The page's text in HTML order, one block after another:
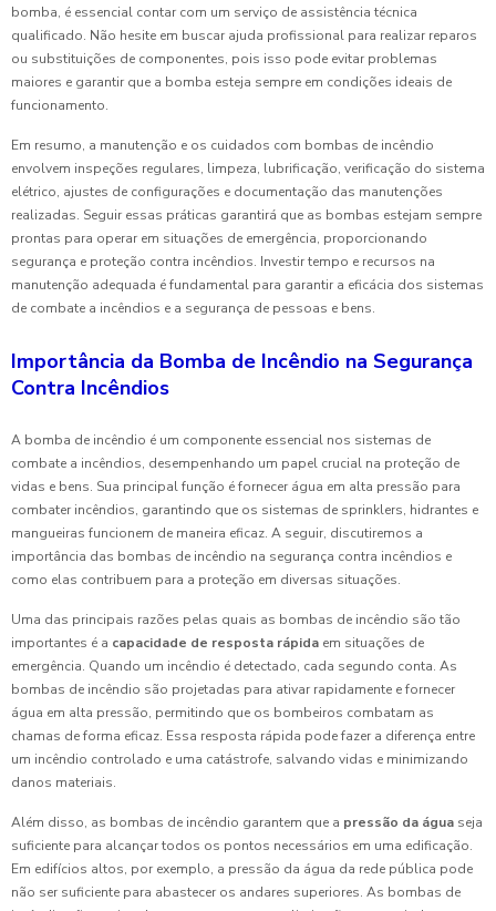
bomba, é essencial contar com um serviço de assistência técnica
qualificado. Não hesite em buscar ajuda profissional para realizar reparos
ou substituições de componentes, pois isso pode evitar problemas
maiores e garantir que a bomba esteja sempre em condições ideais de
funcionamento.
Em resumo, a manutenção e os cuidados com bombas de incêndio
envolvem inspeções regulares, limpeza, lubrificação, verificação do sistema
elétrico, ajustes de configurações e documentação das manutenções
realizadas. Seguir essas práticas garantirá que as bombas estejam sempre
prontas para operar em situações de emergência, proporcionando
segurança e proteção contra incêndios. Investir tempo e recursos na
manutenção adequada é fundamental para garantir a eficácia dos sistemas
de combate a incêndios e a segurança de pessoas e bens.
Importância da Bomba de Incêndio na Segurança
Contra Incêndios
A bomba de incêndio é um componente essencial nos sistemas de
combate a incêndios, desempenhando um papel crucial na proteção de
vidas e bens. Sua principal função é fornecer água em alta pressão para
combater incêndios, garantindo que os sistemas de sprinklers, hidrantes e
mangueiras funcionem de maneira eficaz. A seguir, discutiremos a
importância das bombas de incêndio na segurança contra incêndios e
como elas contribuem para a proteção em diversas situações.
Uma das principais razões pelas quais as bombas de incêndio são tão
importantes é a capacidade de resposta rápida em situações de
emergência. Quando um incêndio é detectado, cada segundo conta. As
bombas de incêndio são projetadas para ativar rapidamente e fornecer
água em alta pressão, permitindo que os bombeiros combatam as
chamas de forma eficaz. Essa resposta rápida pode fazer a diferença entre
um incêndio controlado e uma catástrofe, salvando vidas e minimizando
danos materiais.
Além disso, as bombas de incêndio garantem que a pressão da água seja
suficiente para alcançar todos os pontos necessários em uma edificação.
Em edifícios altos, por exemplo, a pressão da água da rede pública pode
não ser suficiente para abastecer os andares superiores. As bombas de